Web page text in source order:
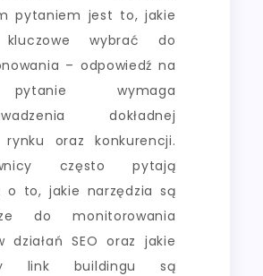
pytaniem jest to, jakie
kluczowe wybrać do
– odpowiedź na
wymaga
dokładnej
rynku oraz konkurencji.
często pytają
o to, jakie narzędzia są
do monitorowania
działań SEO oraz jakie
link buildingu są